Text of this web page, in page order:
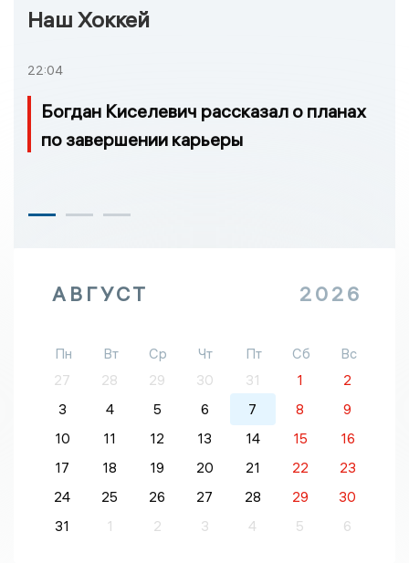
Наш Хоккей
22:04
Богдан Киселевич рассказал о планах
по завершении карьеры
АВГУСТ 2026
Пн Вт Ср Чт Пт Сб
Вс
27
28 29 30 31 1
2
3
4 5 6 7 8
9
10
11 12 13 14 15
16
17
18 19 20 21 22
23
24
25 26 27 28 29
30
31
1 2 3 4 5 6